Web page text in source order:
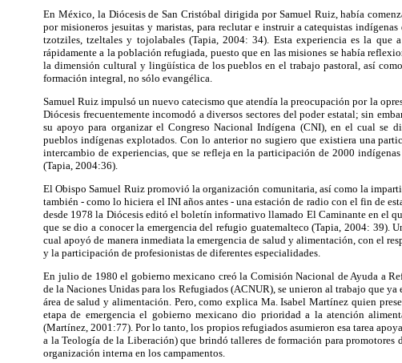
En México, la Diócesis de San Cristóbal dirigida por Samuel Ruiz, había
por misioneros jesuitas y maristas, para reclutar e instruir a catequistas
tzotziles, tzeltales y tojolabales (Tapia, 2004: 34). Esta experiencia es la que
rápidamente a la población refugiada, puesto que en las misiones se había
la dimensión cultural y lingüística de los pueblos en el trabajo pastoral, así
formación integral, no sólo evangélica.
Samuel Ruiz impulsó un nuevo catecismo que atendía la preocupación por la
Diócesis frecuentemente incomodó a diversos sectores del poder estatal; sin
su apoyo para organizar el Congreso Nacional Indígena (CNI), en el cual se
pueblos indígenas explotados. Con lo anterior no sugiero que existiera una
intercambio de experiencias, que se refleja en la participación de 2000
(Tapia, 2004:36).
El Obispo Samuel Ruiz promovió la organización comunitaria, así como la
también - como lo hiciera el INI años antes - una estación de radio con el fin de
desde 1978 la Diócesis editó el boletín informativo llamado El Caminante en el
que se dio a conocer la emergencia del refugio guatemalteco (Tapia, 2004: 39).
cual apoyó de manera inmediata la emergencia de salud y alimentación, con el
y la participación de profesionistas de diferentes especialidades.
En julio de 1980 el gobierno mexicano creó la Comisión Nacional de Ayuda a
de la Naciones Unidas para los Refugiados (ACNUR), se unieron al trabajo que
área de salud y alimentación. Pero, como explica Ma. Isabel Martínez quien
etapa de emergencia el gobierno mexicano dio prioridad a la atención
(Martínez, 2001:77). Por lo tanto, los propios refugiados asumieron esa tarea
a la Teología de la Liberación) que brindó talleres de formación para promotores
organización interna en los campamentos.